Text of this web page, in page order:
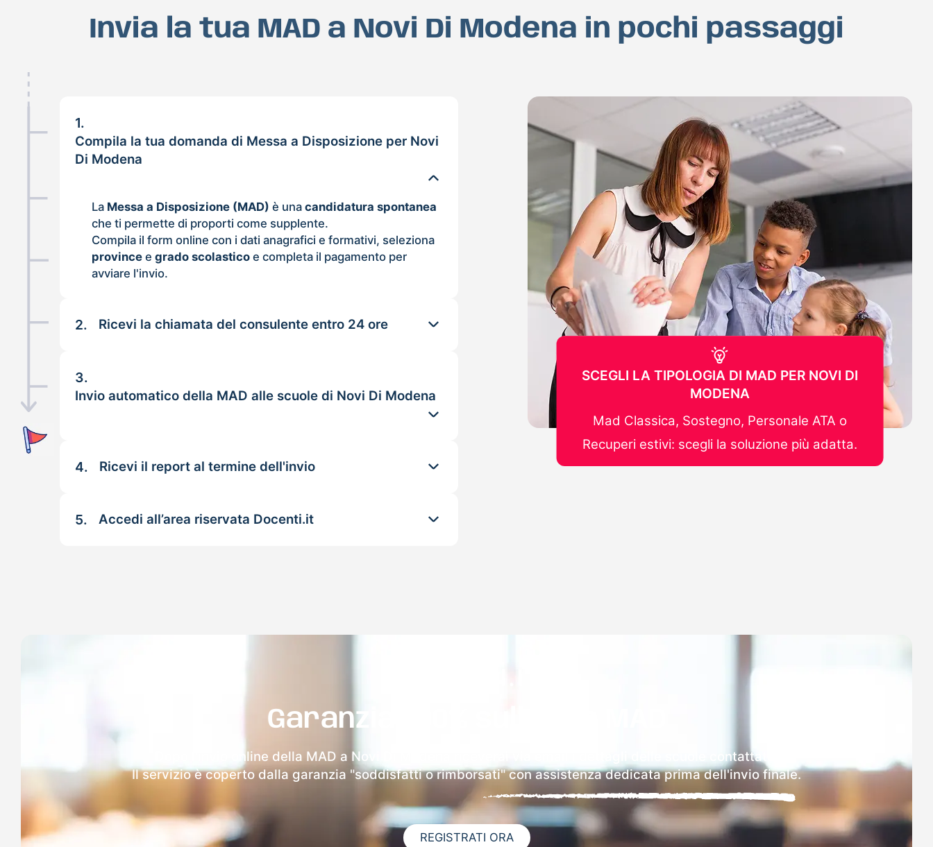
Invia la tua MAD a Novi Di Modena in pochi passaggi
1.
Compila la tua domanda di Messa a Disposizione per Novi
Di Modena
La Messa a Disposizione (MAD) è unacandidatura spontanea
che ti permette di proporti come supplente.
Compila il form online con i dati anagrafici e formativi, seleziona
province egrado scolastico e completa il pagamento per
avviare l'invio.
2. Ricevi la chiamata del consulente entro 24 ore
3.
Invio automatico della MAD alle scuole di Novi Di Modena
4. Ricevi il report al termine dell'invio
5. Accedi all’area riservata Docenti.it
SCEGLI LA TIPOLOGIA DI MAD PER NOVI DI
MODENA
Mad Classica, Sostegno, Personale ATA o
Recuperi estivi: scegli la soluzione più adatta.
Garanzia 100% sulla tua MAD
Dopo l'invio online della MAD a Novi Di Modena riceverai via email i dettagli delle scuole contattate.
Il servizio è coperto dalla garanzia "soddisfatti o rimborsati" con assistenza dedicata prima dell'invio finale.
REGISTRATI ORA